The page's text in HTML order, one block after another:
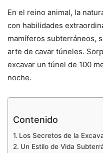
En el reino animal, la
con habilidades
mamíferos subterráneos,
arte de cavar túneles.
excavar un túnel de 100
noche.
Contenido
Los Secretos de la
Un Estilo de Vida